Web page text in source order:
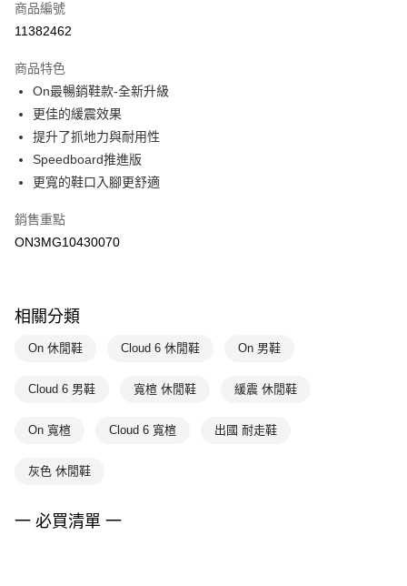
悠遊付
7-11取貨(快速到店)
每筆NT$100，滿NT$1,500(含以上)免運費
宅配-本島
每筆NT$100，滿NT$1,500(含以上)免運費
商品編號
11382462
商品特色
On最暢銷鞋款-全新升級
更佳的緩震效果
提升了抓地力與耐用性
Speedboard推進版
更寬的鞋口入腳更舒適
銷售重點
ON3MG10430070
相關分類
On 休閒鞋 Cloud 6 休閒鞋 On 男鞋
Cloud 6 男鞋 寬楦 休閒鞋 緩震 休閒鞋
On 寬楦 Cloud 6 寬楦 出國 耐走鞋
灰色 休閒鞋
一 必買清單 一